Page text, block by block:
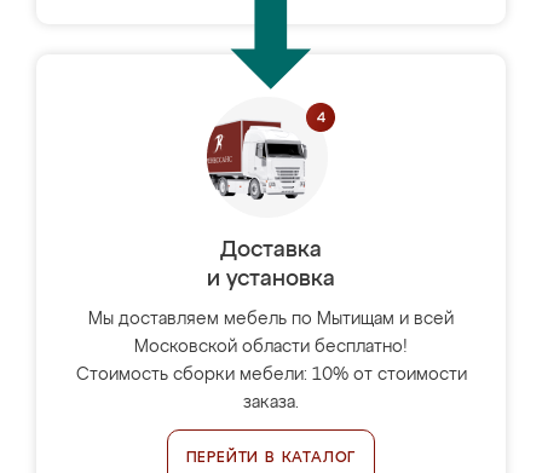
Доставка
и установка
Мы доставляем мебель по Мытищам и всей
Московской области бесплатно!
Стоимость сборки мебели: 10% от стоимости
заказа.
ПЕРЕЙТИ В КАТАЛОГ